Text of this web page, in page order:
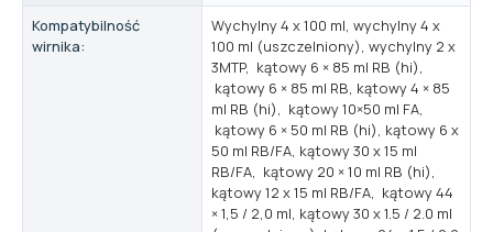
Kompatybilność
wirnika:
Wychylny 4 x 100 ml, wychylny 4 x
100 ml (uszczelniony), wychylny 2 x
3MTP, kątowy 6 × 85 ml RB (hi),
kątowy 6 × 85 ml RB, kątowy 4 × 85
ml RB (hi), kątowy 10×50 ml FA,
kątowy 6 × 50 ml RB (hi), kątowy 6 x
50 ml RB/FA, kątowy 30 x 15 ml
RB/FA, kątowy 20 × 10 ml RB (hi),
kątowy 12 x 15 ml RB/FA, kątowy 44
× 1,5 / 2,0 ml, kątowy 30 x 1.5 / 2.0 ml